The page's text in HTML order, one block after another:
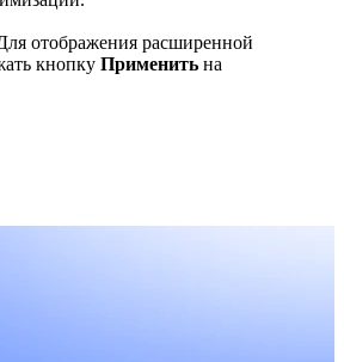
отображения расширенной
кнопку Применить на